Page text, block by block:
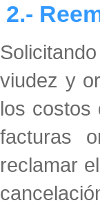
2.-
viudez y
los costos
facturas
reclamar